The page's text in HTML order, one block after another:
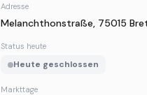
Adresse
Melanchthonstraße, 75015
Status heute
Heute geschlossen
Markttage